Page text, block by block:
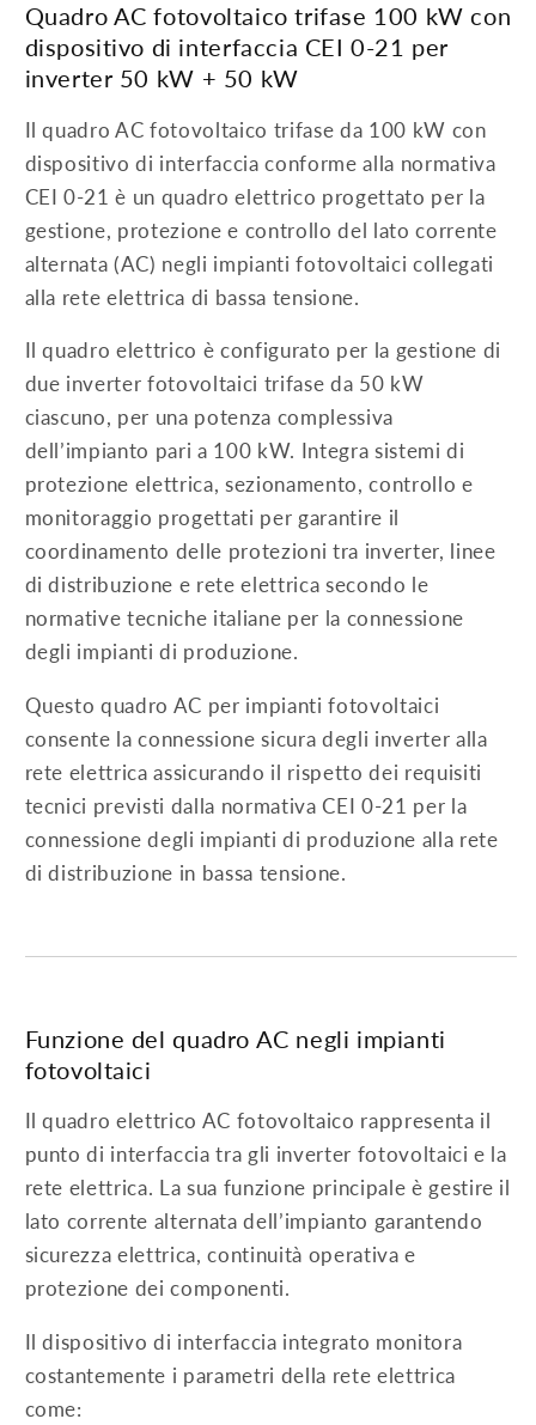
Quadro AC fotovoltaico trifase 100 kW con
dispositivo di interfaccia CEI 0-21 per
inverter 50 kW + 50 kW
Il quadro AC fotovoltaico trifase da 100 kW con
dispositivo di interfaccia conforme alla normativa
CEI 0-21 è un quadro elettrico progettato per la
gestione, protezione e controllo del lato corrente
alternata (AC) negli impianti fotovoltaici collegati
alla rete elettrica di bassa tensione.
Il quadro elettrico è configurato per la gestione di
due inverter fotovoltaici trifase da 50 kW
ciascuno, per una potenza complessiva
dell’impianto pari a 100 kW. Integra sistemi di
protezione elettrica, sezionamento, controllo e
monitoraggio progettati per garantire il
coordinamento delle protezioni tra inverter, linee
di distribuzione e rete elettrica secondo le
normative tecniche italiane per la connessione
degli impianti di produzione.
Questo quadro AC per impianti fotovoltaici
consente la connessione sicura degli inverter alla
rete elettrica assicurando il rispetto dei requisiti
tecnici previsti dalla normativa CEI 0-21 per la
connessione degli impianti di produzione alla rete
di distribuzione in bassa tensione.
Funzione del quadro AC negli impianti
fotovoltaici
Il quadro elettrico AC fotovoltaico rappresenta il
punto di interfaccia tra gli inverter fotovoltaici e la
rete elettrica. La sua funzione principale è gestire il
lato corrente alternata dell’impianto garantendo
sicurezza elettrica, continuità operativa e
protezione dei componenti.
Il dispositivo di interfaccia integrato monitora
costantemente i parametri della rete elettrica
come: